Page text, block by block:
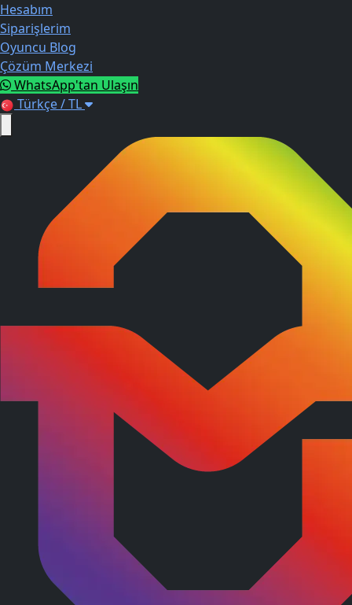
Hesabım
Siparişlerim
Oyuncu Blog
Çözüm Merkezi
WhatsApp'tan Ulaşın
Türkçe / TL